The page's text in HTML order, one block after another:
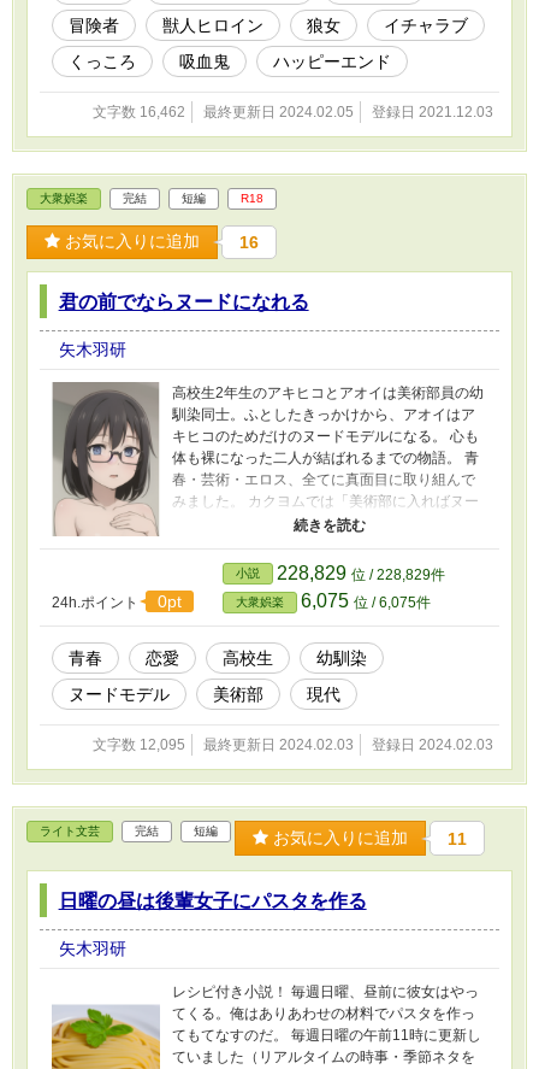
冒険者
獣人ヒロイン 狼女
イチャラブ
くっころ
吸血鬼 ハッピーエンド
文字数 16,462 最終更新日 2024.02.05 登録日 2021.12.03
大衆娯楽 完結 短編 R18
お気に入りに追加 16
君の前でならヌードになれる
矢木羽研
高校生2年生のアキヒコとアオイは美術部員の幼
馴染同士。ふとしたきっかけから、アオイはア
キヒコのためだけのヌードモデルになる。 心も
体も裸になった二人が結ばれるまでの物語。 青
春・芸術・エロス、全てに真面目に取り組んで
みました。 カクヨムでは「美術部に入ればヌー
ドデッサンできるなんて本気で思ってたの？」
のタイトルで公開した作品の抜粋版です。
24h.ポイント 0pt
小説 228,829 位 / 228,829件
大衆娯楽 6,075 位 / 6,075件
青春 恋愛 高校生
幼馴染
ヌードモデル
美術部 現代
文字数 12,095 最終更新日 2024.02.03 登録日 2024.02.03
ライト文芸 完結 短編 お気に入りに追加 11
日曜の昼は後輩女子にパスタを作る
矢木羽研
レシピ付き小説！ 毎週日曜、昼前に彼女はやっ
てくる。俺はありあわせの材料でパスタを作っ
てもてなすのだ。 毎週日曜の午前11時に更新し
ていました（リアルタイムの時事・季節ネタを